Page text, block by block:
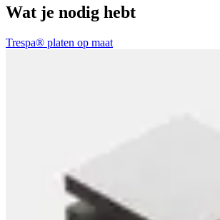
Wat je nodig hebt
Trespa® platen op maat